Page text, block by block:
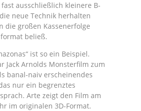
ausschließlich kleinere B-
neue Technik herhalten
die großen Kassenerfolge
beließ.
ist so ein Beispiel.
Jack Arnolds Monsterfilm zum
banal-naiv erscheinendes
nur ein begrenztes
Arte zeigt den Film am
im originalen 3D-Format.